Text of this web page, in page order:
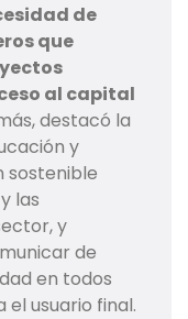
de
que
al capital
destacó la
y
sostenible
las
y
de
en todos
usuario final.